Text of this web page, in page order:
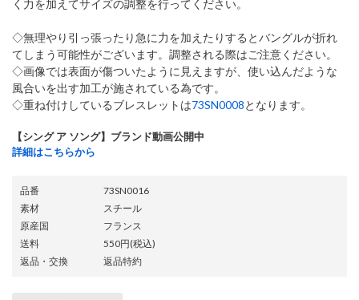
く力を加えてサイズの調整を行ってください。
◇無理やり引っ張ったり急に力を加えたりするとバングルが折れ
てしまう可能性がございます。調整される際はご注意ください。
◇画像では表面が傷ついたように見えますが、使い込んだような
風合いを出す加工が施されている為です。
◇重ね付けしているブレスレットは73SN0008となります。
【シング ア ソング】ブランド動画公開中
詳細はこちらから
品番
73SN0016
素材
スチール
原産国
フランス
送料
550円(税込)
返品・交換
返品特約